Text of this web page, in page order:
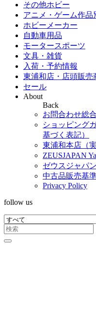
その他ホビー
アニメ・ゲーム作品
ホビーメーカー
自動車用品
モータースポーツ
文具・雑貨
入荷・予約情報
東浦和店・店頭販売
セール
About
Back
お問合わせ総
ショッピング
基づく表記）
東浦和本店（実
ZEUSJAPAN
ゼウスジャパ
中古品販売基
Privacy Policy
follow us